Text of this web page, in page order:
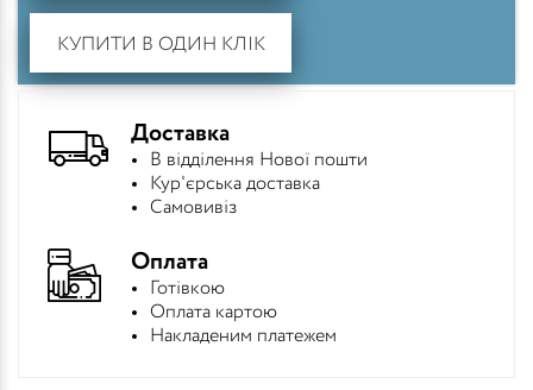
КУПИТИ В ОДИН КЛІК
Доставка
В відділення Нової пошти
Кур'єрська доставка
Самовивіз
Оплата
Готівкою
Оплата картою
Накладеним платежем